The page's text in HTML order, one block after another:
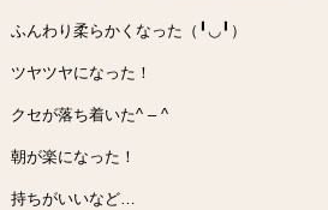
ふんわり柔らかくなった（╹◡╹）
ツヤツヤになった！
クセが落ち着いた^ – ^
朝が楽になった！
持ちがいいなど…